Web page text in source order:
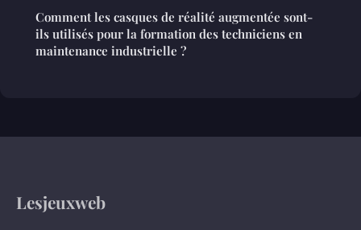
Comment les casques de réalité augmentée sont-
ils utilisés pour la formation des techniciens en
maintenance industrielle ?
Lesjeuxweb